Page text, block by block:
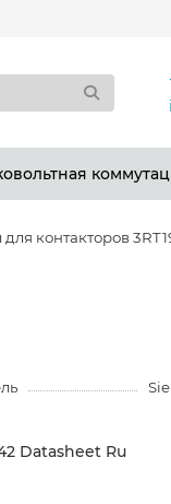
контакторов
Datasheet Ru